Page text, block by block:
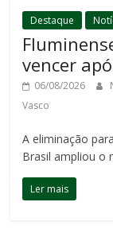
Destaque
vencer
06/08/2026
Vasco
A eliminação
Brasil ampliou o
Ler mais